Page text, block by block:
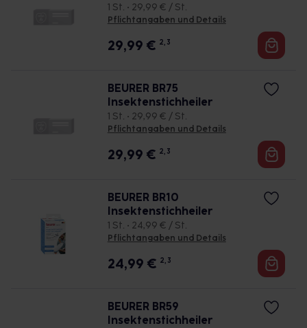
1 St. • 29,99 € / St.
Pflichtangaben und Details
29,99 € 2, 3
BEURER BR75
Insektenstichheiler
1 St. • 29,99 € / St.
Pflichtangaben und Details
29,99 € 2, 3
BEURER BR10
Insektenstichheiler
1 St. • 24,99 € / St.
Pflichtangaben und Details
24,99 € 2, 3
BEURER BR59
Insektenstichheiler